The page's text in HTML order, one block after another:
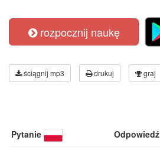
rozpocznij naukę
ściągnij mp3 drukuj graj
Pytanie Odpowiedź